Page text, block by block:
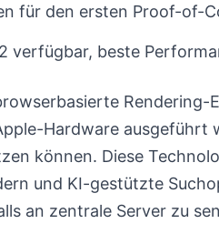
für den ersten Proof-of-
verfügbar, beste
Rendering-
Hardware ausgeführt
können. Diese
und KI-gestützte
an zentrale Server zu